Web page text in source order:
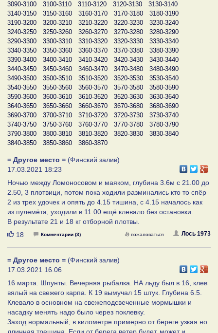
3090-3100
3100-3110 3110-3120 3120-3130
3130-3140
3140-3150
3150-3160 3160-3170 3170-3180
3180-3190
3190-3200
3200-3210 3210-3220 3220-3230
3230-3240
3240-3250
3250-3260 3260-3270 3270-3280
3280-3290
3290-3300
3300-3310 3310-3320 3320-3330
3330-3340
3340-3350
3350-3360 3360-3370 3370-3380
3380-3390
3390-3400
3400-3410 3410-3420 3420-3430
3430-3440
3440-3450
3450-3460 3460-3470 3470-3480
3480-3490
3490-3500
3500-3510 3510-3520 3520-3530
3530-3540
3540-3550
3550-3560 3560-3570 3570-3580
3580-3590
3590-3600
3600-3610 3610-3620 3620-3630
3630-3640
3640-3650
3650-3660 3660-3670 3670-3680
3680-3690
3690-3700
3700-3710 3710-3720 3720-3730
3730-3740
3740-3750
3750-3760 3760-3770 3770-3780
3780-3790
3790-3800
3800-3810 3810-3820 3820-3830
3830-3840
3840-3850
3850-3860 3860-3870
= Другое место = (Финский залив)
17.03.2021 18:23
Ночью между Ломоносовом и маяком, глубина 3.6м с 21.00 до
2.50, 3 плотвици, потом пока ходили разминались кто то спёр
2 из трех удочек и опять до 4.15 тишина, с 4.15 началось как
из пулемёта, уходили в 11.00 ещё клевало без остановки.
В результате 21 и 18 кг отборной плотвы.
Нравится
18 Комментарии (3) Лось 1973
пожаловаться
= Другое место = (Финский залив)
17.03.2021 16:06
16 марта. Шпунты. Вечерняя рыбалка. НА льду был в 16, клев
вялый на свежего карпа. К 19 вымучал 15 штук. Глубина 6.5.
Клевало в основном на свежеподсвеченные мормышки и
насадку менять надо было через поклевку.
Заход нормальный, в километре примерно от береге узкая но
длинная трещина. Если от берега ветер будет, может и